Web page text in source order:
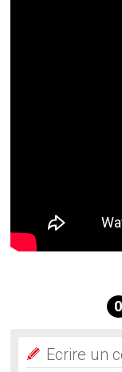
0
Ecrire un